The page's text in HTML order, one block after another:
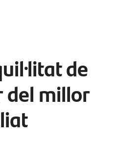
de
del millor